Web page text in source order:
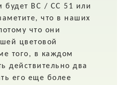
BC / CC 51 или
что в наших
что они
цветовой
того, в каждом
действительно два
его еще более